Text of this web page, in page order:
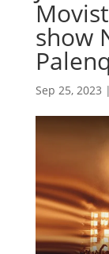
show
Sep 25, 2023 |